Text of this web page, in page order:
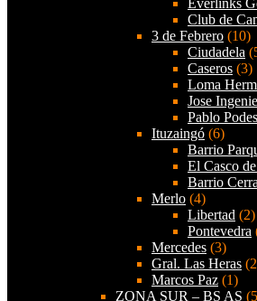
Everlinks
Club de
3 de Febrero (10)
Ciudadela
Caseros (3)
Loma
Jose
Pablo
Ituzaingó (6)
Barrio
El Casco
Barrio
Merlo (4)
Libertad (2)
Pontevedra
Mercedes (3)
Gral. Las Heras
Marcos Paz (1)
ZONA SUR – BS AS